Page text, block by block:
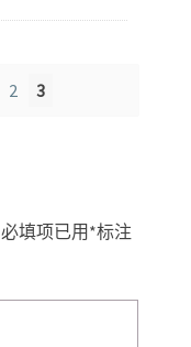
2 3
必填项已用*标注